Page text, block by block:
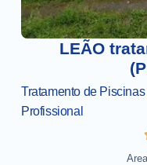
LEÃO
Tratamento de
Profissional